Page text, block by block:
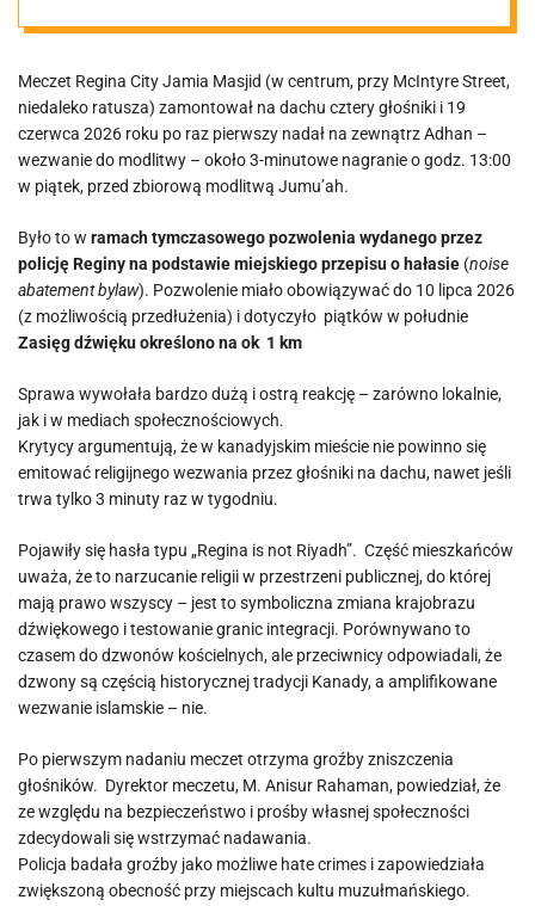
wieprzowinę
Meczet Regina City Jamia Masjid (w centrum, przy McIntyre Street,
niedaleko ratusza) zamontował na dachu cztery głośniki i 19
czerwca 2026 roku po raz pierwszy nadał na zewnątrz Adhan –
wezwanie do modlitwy – około 3-minutowe nagranie o godz. 13:00
w piątek, przed zbiorową modlitwą Jumu’ah.
Było to w ramach tymczasowego pozwolenia wydanego przez
policję Reginy na podstawie miejskiego przepisu o hałasie (noise
abatement bylaw). Pozwolenie miało obowiązywać do 10 lipca 2026
(z możliwością przedłużenia) i dotyczyło piątków w południe
Zasięg dźwięku określono na ok 1 km
Sprawa wywołała bardzo dużą i ostrą reakcję – zarówno lokalnie,
jak i w mediach społecznościowych.
Krytycy argumentują, że w kanadyjskim mieście nie powinno się
emitować religijnego wezwania przez głośniki na dachu, nawet jeśli
trwa tylko 3 minuty raz w tygodniu.
Pojawiły się hasła typu „Regina is not Riyadh”. Część mieszkańców
uważa, że to narzucanie religii w przestrzeni publicznej, do której
mają prawo wszyscy – jest to symboliczna zmiana krajobrazu
dźwiękowego i testowanie granic integracji. Porównywano to
czasem do dzwonów kościelnych, ale przeciwnicy odpowiadali, że
dzwony są częścią historycznej tradycji Kanady, a amplifikowane
wezwanie islamskie – nie.
Po pierwszym nadaniu meczet otrzyma groźby zniszczenia
głośników. Dyrektor meczetu, M. Anisur Rahaman, powiedział, że
ze względu na bezpieczeństwo i prośby własnej społeczności
zdecydowali się wstrzymać nadawania.
Policja badała groźby jako możliwe hate crimes i zapowiedziała
zwiększoną obecność przy miejscach kultu muzułmańskiego.